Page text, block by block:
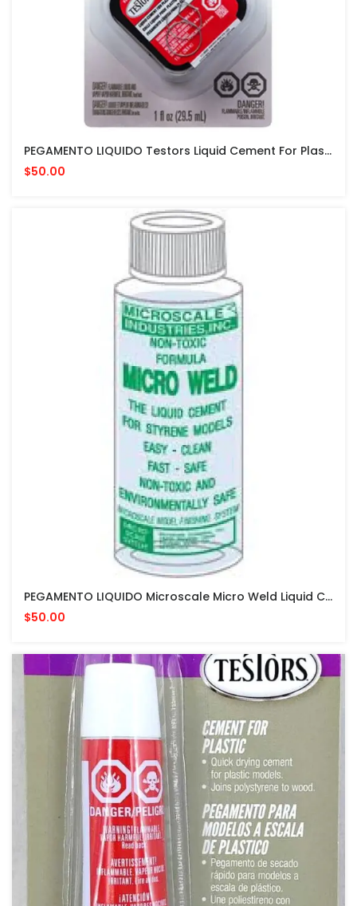
PEGAMENTO LIQUIDO Testors Liquid Cement For Plastic Models 1 Fl Oz PARA MODELISMO
$50.00
PEGAMENTO LIQUIDO Microscale Micro Weld Liquid Cement #06 PARA MODELISMO
$50.00